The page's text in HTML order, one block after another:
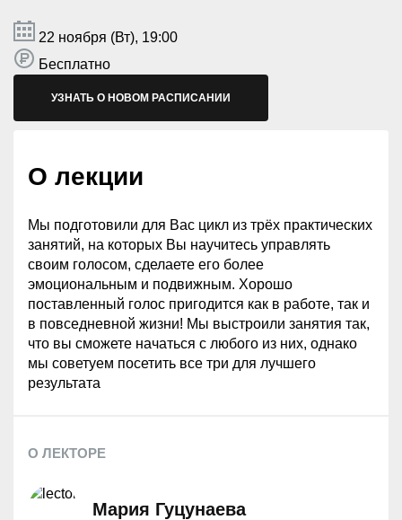
22 ноября (Вт), 19:00
Бесплатно
УЗНАТЬ О НОВОМ РАСПИСАНИИ
О лекции
Мы подготовили для Вас цикл из трёх практических
занятий, на которых Вы научитесь управлять
своим голосом, сделаете его более
эмоциональным и подвижным. Хорошо
поставленный голос пригодится как в работе, так и
в повседневной жизни! Мы выстроили занятия так,
что вы сможете начаться с любого из них, однако
мы советуем посетить все три для лучшего
результата
О ЛЕКТОРЕ
Мария Гуцунаева